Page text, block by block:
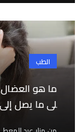
الطب
ما هو العضال
لى ما يصل إلى 1 من كل 5 نساء